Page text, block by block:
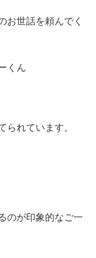
お世話を頼んでく
くん
られています。
のが印象的なご一